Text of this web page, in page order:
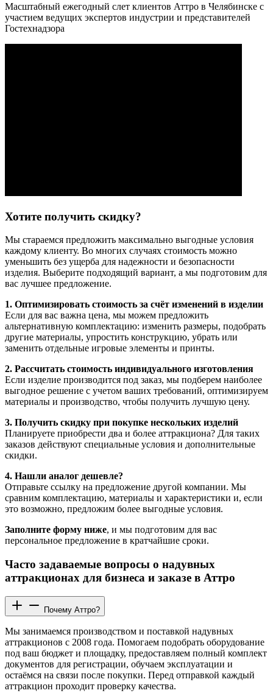
Масштабный ежегодный слет клиентов Аттро в Челябинске с
участием ведущих экспертов индустрии и представителей
Гостехнадзора
Хотите получить скидку?
Мы стараемся предложить максимально выгодные условия
каждому клиенту. Во многих случаях стоимость можно
уменьшить без ущерба для надежности и безопасности
изделия. Выберите подходящий вариант, а мы подготовим для
вас лучшее предложение.
1. Оптимизировать стоимость за счёт изменений в изделии
Если для вас важна цена, мы можем предложить
альтернативную комплектацию: изменить размеры, подобрать
другие материалы, упростить конструкцию, убрать или
заменить отдельные игровые элементы и принты.
2. Рассчитать стоимость индивидуального изготовления
Если изделие производится под заказ, мы подберем наиболее
выгодное решение с учетом ваших требований, оптимизируем
материалы и производство, чтобы получить лучшую цену.
3. Получить скидку при покупке нескольких изделий
Планируете приобрести два и более аттракциона? Для таких
заказов действуют специальные условия и дополнительные
скидки.
4. Нашли аналог дешевле?
Отправьте ссылку на предложение другой компании. Мы
сравним комплектацию, материалы и характеристики и, если
это возможно, предложим более выгодные условия.
Заполните форму ниже, и мы подготовим для вас
персональное предложение в кратчайшие сроки.
Часто задаваемые вопросы о надувных
аттракционах для бизнеса и заказе в Аттро
Почему Аттро?
Мы занимаемся производством и поставкой надувных
аттракционов с 2008 года. Помогаем подобрать оборудование
под ваш бюджет и площадку, предоставляем полный комплект
документов для регистрации, обучаем эксплуатации и
остаёмся на связи после покупки. Перед отправкой каждый
аттракцион проходит проверку качества.